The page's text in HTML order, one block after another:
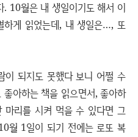
10월은 내 생일이기도 해서 이
게 읽었는데, 내 생일은…, 또
이 되지도 못했다 보니 어쩔 수
아하는 책을 읽으면서, 좋아하
마리를 시켜 먹을 수 있다면 그
월 1일이 되기 전에는 로또 복